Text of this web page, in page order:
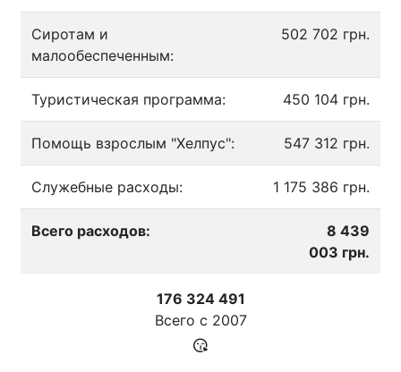
Сиротам и
малообеспеченным:
502 702 грн.
Туристическая программа: 450 104 грн.
Помощь взрослым "Хелпус": 547 312 грн.
Служебные расходы: 1 175 386 грн.
Всего расходов:
8 439
003 грн.
176 324 491
Всего с 2007